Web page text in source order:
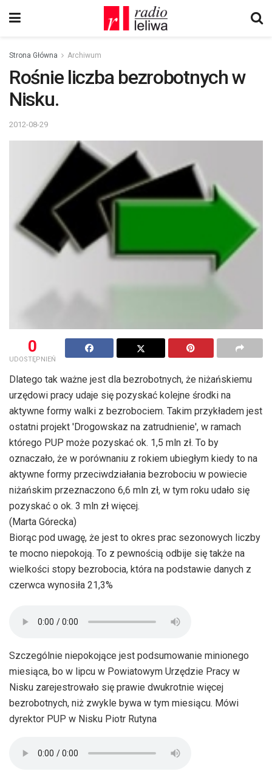
Strona Główna Archiwum
Rośnie liczba bezrobotnych w
Nisku.
2012-08-29
0
UDOSTĘPNIEŃ
Dlatego tak ważne jest dla bezrobotnych, że niżańskiemu
urzędowi pracy udaje się pozyskać kolejne środki na
aktywne formy walki z bezrobociem. Takim przykładem jest
ostatni projekt 'Drogowskaz na zatrudnienie', w ramach
którego PUP może pozyskać ok. 1,5 mln zł. To by
oznaczało, że w porównaniu z rokiem ubiegłym kiedy to na
aktywne formy przeciwdziałania bezrobociu w powiecie
niżańskim przeznaczono 6,6 mln zł, w tym roku udało się
pozyskać o ok. 3 mln zł więcej.
(Marta Górecka)
Biorąc pod uwagę, że jest to okres prac sezonowych liczby
te mocno niepokoją. To z pewnością odbije się także na
wielkości stopy bezrobocia, która na podstawie danych z
czerwca wynosiła 21,3%
Szczególnie niepokojące jest podsumowanie minionego
miesiąca, bo w lipcu w Powiatowym Urzędzie Pracy w
Nisku zarejestrowało się prawie dwukrotnie więcej
bezrobotnych, niż zwykle bywa w tym miesiącu. Mówi
dyrektor PUP w Nisku Piotr Rutyna